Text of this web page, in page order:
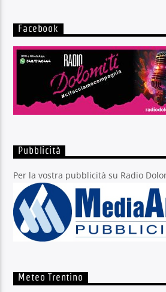
Facebook
Pubblicità
Per la vostra pubblicità su Radio
Meteo Trentino